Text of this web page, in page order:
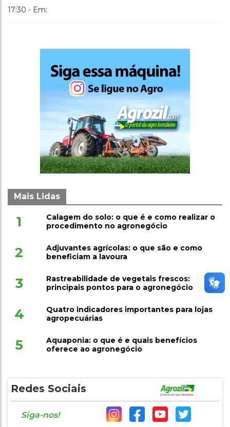
17:30 - Em:
Mais Lidas
1
Calagem do solo: o que é e como realizar o
procedimento no agronegócio
2
Adjuvantes agrícolas: o que são e como
beneficiam a lavoura
3
Rastreabilidade de vegetais frescos:
principais pontos para o agronegócio
4
Quatro indicadores importantes para lojas
agropecuárias
5
Aquaponia: o que é e quais benefícios
oferece ao agronegócio
Redes Sociais
Siga-nos!